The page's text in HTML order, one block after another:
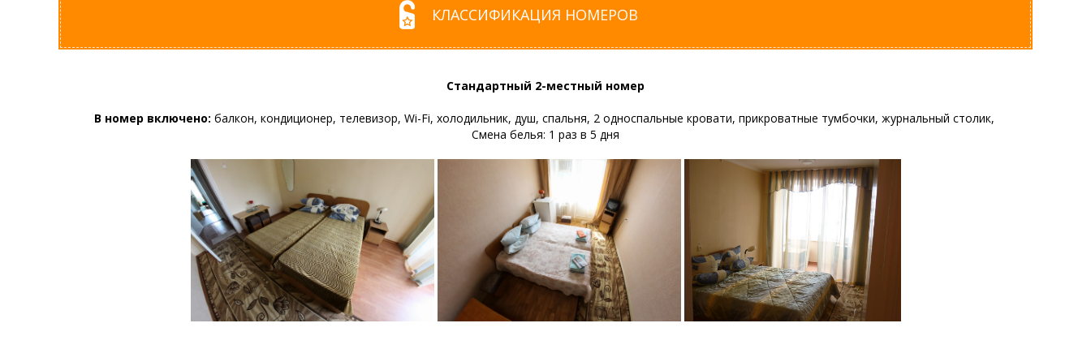
КЛАССИФИКАЦИЯ НОМЕРОВ
Стандартный 2-местный номер
В номер включено: балкон, кондиционер, телевизор, Wi-Fi, холодильник, душ, спальня, 2 односпальные кровати, прикроватные тумбочки, журнальный столик,
Смена белья: 1 раз в 5 дня